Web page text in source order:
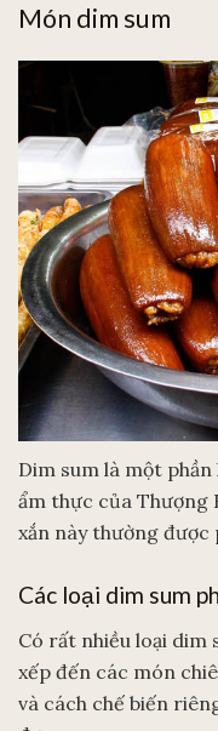
Món dim sum
Dim sum là một
ẩm thực của Thượng
xắn này thường
Các loại dim sum
Có rất nhiều loại dim
xếp đến các món
và cách chế biến